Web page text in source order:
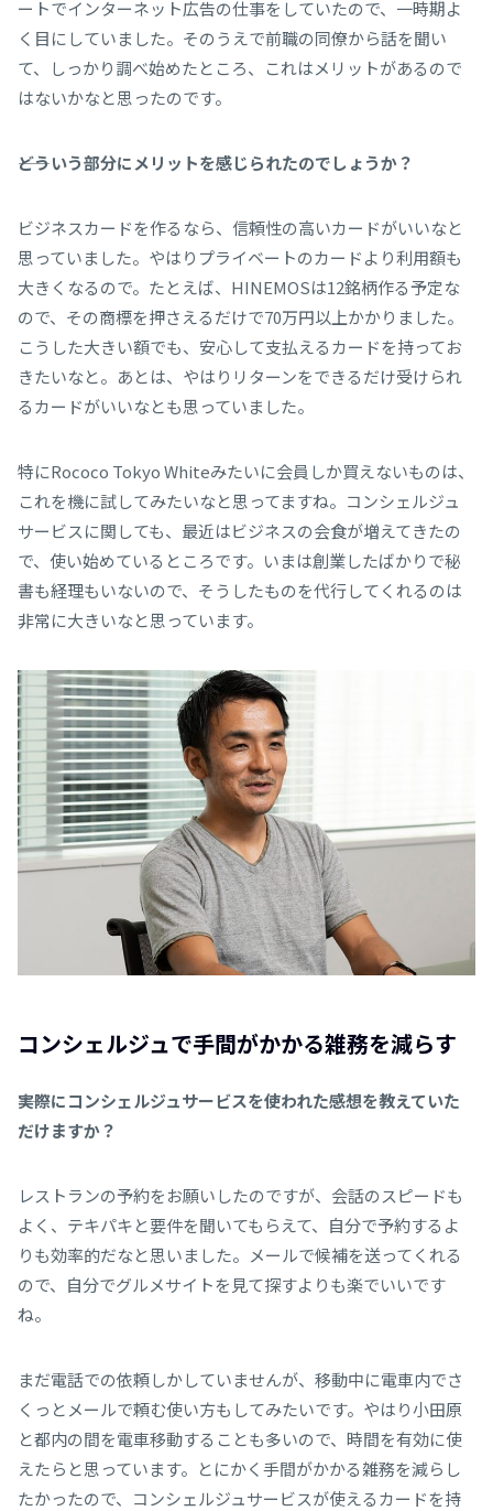
ートでインターネット広告の仕事をしていたので、一時期よ
く目にしていました。そのうえで前職の同僚から話を聞い
て、しっかり調べ始めたところ、これはメリットがあるので
はないかなと思ったのです。
――どういう部分にメリットを感じられたのでしょうか？
ビジネスカードを作るなら、信頼性の高いカードがいいなと
思っていました。やはりプライベートのカードより利用額も
大きくなるので。たとえば、HINEMOSは12銘柄作る予定な
ので、その商標を押さえるだけで70万円以上かかりました。
こうした大きい額でも、安心して支払えるカードを持ってお
きたいなと。あとは、やはりリターンをできるだけ受けられ
るカードがいいなとも思っていました。
特にRococo Tokyo Whiteみたいに会員しか買えないものは、
これを機に試してみたいなと思ってますね。コンシェルジュ
サービスに関しても、最近はビジネスの会食が増えてきたの
で、使い始めているところです。いまは創業したばかりで秘
書も経理もいないので、そうしたものを代行してくれるのは
非常に大きいなと思っています。
コンシェルジュで手間がかかる雑務を減らす
――実際にコンシェルジュサービスを使われた感想を教えていた
だけますか？
レストランの予約をお願いしたのですが、会話のスピードも
よく、テキパキと要件を聞いてもらえて、自分で予約するよ
りも効率的だなと思いました。メールで候補を送ってくれる
ので、自分でグルメサイトを見て探すよりも楽でいいです
ね。
まだ電話での依頼しかしていませんが、移動中に電車内でさ
くっとメールで頼む使い方もしてみたいです。やはり小田原
と都内の間を電車移動することも多いので、時間を有効に使
えたらと思っています。とにかく手間がかかる雑務を減らし
たかったので、コンシェルジュサービスが使えるカードを持